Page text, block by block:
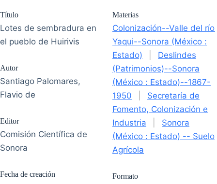
Título
Lotes de sembradura en
el pueblo de Huirivis
Autor
Santiago Palomares,
Flavio de
Editor
Comisión Científica de
Sonora
Fecha de creación
Materias
Colonización--Valle del río
Yaqui--Sonora (México :
Estado)
Deslindes
(Patrimonios)--Sonora
(México : Estado)--1867-
1950
Secretaría de
Fomento, Colonización e
Industria
Sonora
(México : Estado) -- Suelo
Agrícola
Formato